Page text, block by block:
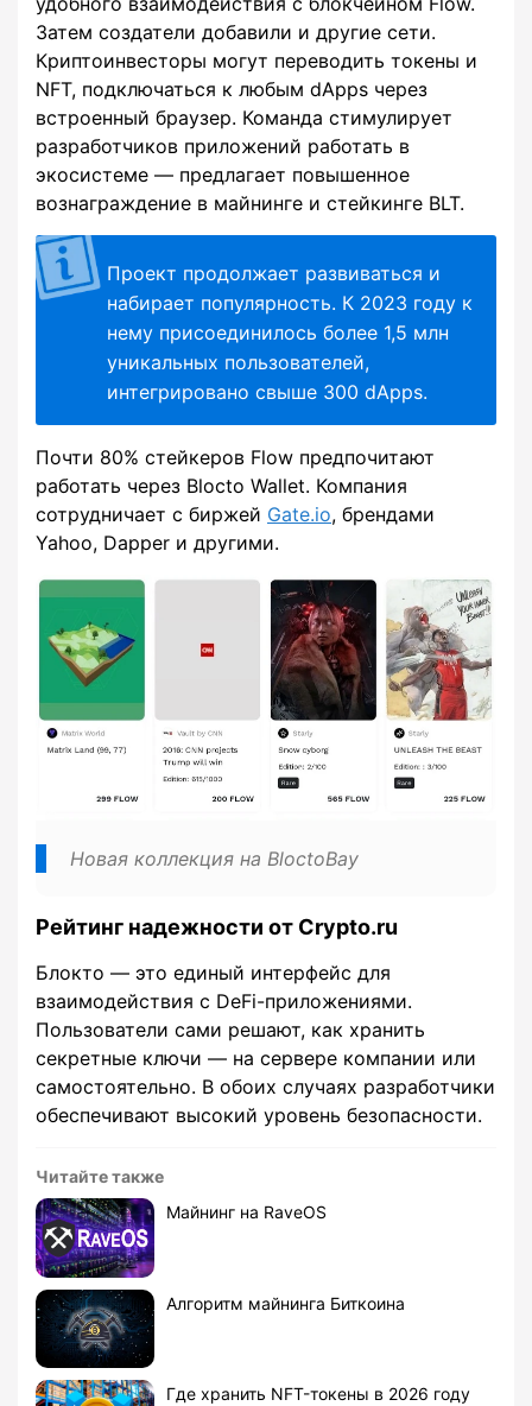
Затем создатели добавили и другие сети.
Криптоинвесторы могут переводить токены и
NFT, подключаться к любым dApps через
встроенный браузер. Команда стимулирует
разработчиков приложений работать в
экосистеме — предлагает повышенное
вознаграждение в майнинге и стейкинге BLT.
Проект продолжает развиваться и
набирает популярность. К 2023 году к
нему присоединилось более 1,5 млн
уникальных пользователей,
интегрировано свыше 300 dApps.
Почти 80% стейкеров Flow предпочитают
работать через Blocto Wallet. Компания
сотрудничает с биржей Gate.io, брендами
Yahoo, Dapper и другими.
Новая коллекция на BloctoBay
Рейтинг надежности от Crypto.ru
Блокто — это единый интерфейс для
взаимодействия с DeFi-приложениями.
Пользователи сами решают, как хранить
секретные ключи — на сервере компании или
самостоятельно. В обоих случаях разработчики
обеспечивают высокий уровень безопасности.
Читайте также
Майнинг на RaveOS
Алгоритм майнинга Биткоина
Где хранить NFT-токены в 2026 году